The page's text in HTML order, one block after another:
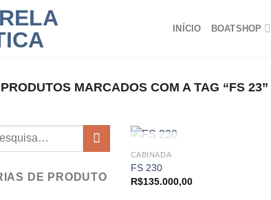
INÍCIO BOATSHOP
PRODUTOS MARCADOS COM A TAG “FS 23”
DE PRODUTO
FORA DE ESTOQUE
CABINADA
FS 230
R$135.000,00